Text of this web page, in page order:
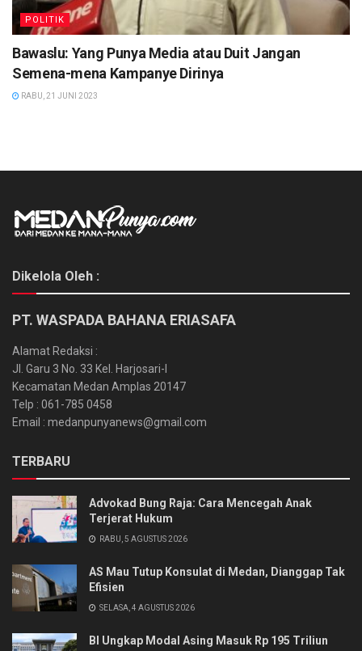
POLITIK
Bawaslu: Yang Punya Media atau Duit Jangan
Semena-mena Kampanye Dirinya
RABU, 21 JUNI 2023
Dikelola Oleh :
PT. WASPADA BAHANA ERIASAFA
Alamat Redaksi :
Jl. Garu 3 No. 33 Kel. Harjosari-I
Kecamatan Medan Amplas 20147
Telp : 061-785 0458
Email : medanpunyanews@gmail.com
TERBARU
Advokad Bung Raja: Cara Mencegah Anak
Terjerat Hukum
RABU, 5 AGUSTUS 2026
AS Mau Tutup Konsulat di Medan, Dianggap Tak
Efisien
SELASA, 4 AGUSTUS 2026
BI Ungkap Modal Asing Masuk Rp 195 Triliun